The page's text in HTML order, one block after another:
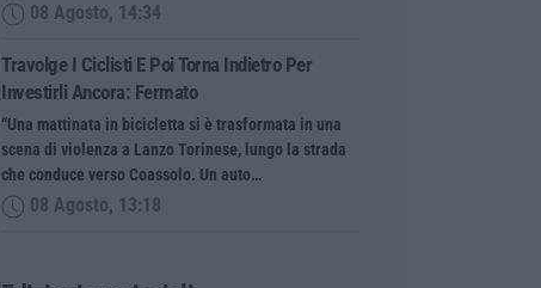
08 Agosto, 14:34
Travolge I Ciclisti E Poi Torna Indietro Per
Investirli Ancora: Fermato
“Una mattinata in bicicletta si è trasformata in una
scena di violenza a Lanzo Torinese, lungo la strada
che conduce verso Coassolo. Un auto…
08 Agosto, 13:18